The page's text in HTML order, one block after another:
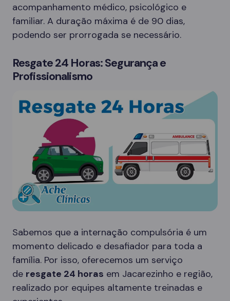
acompanhamento médico, psicológico e
familiar. A duração máxima é de 90 dias,
podendo ser prorrogada se necessário.
Resgate 24 Horas: Segurança e
Profissionalismo
Sabemos que a internação compulsória é um
momento delicado e desafiador para toda a
família. Por isso, oferecemos um serviço
de resgate 24 horas em Jacarezinho e região,
realizado por equipes altamente treinadas e